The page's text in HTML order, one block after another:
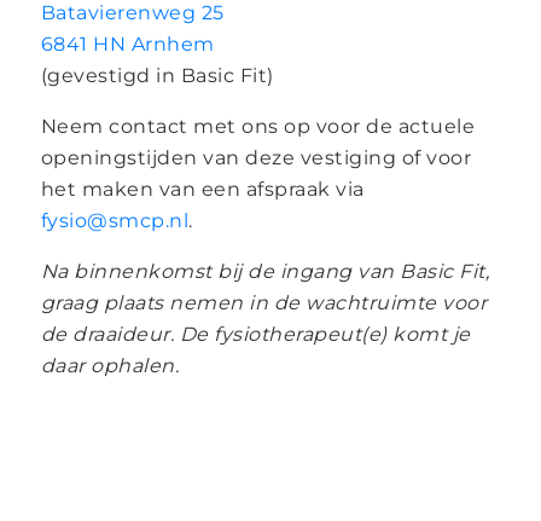
Batavierenweg 25
6841 HN Arnhem
(gevestigd in Basic Fit)
Neem contact met ons op voor de actuele
openingstijden van deze vestiging of voor
het maken van een afspraak via
fysio@smcp.nl.
Na binnenkomst bij de ingang van Basic Fit,
graag plaats nemen in de wachtruimte voor
de draaideur. De fysiotherapeut(e) komt je
daar ophalen.